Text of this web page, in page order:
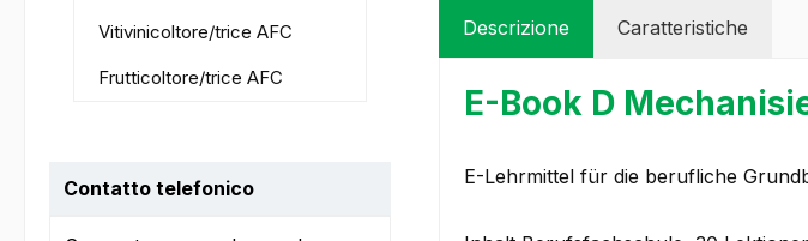
Vitivinicoltore/trice AFC
Frutticoltore/trice AFC
Contatto telefonico
Descrizione Caratteristiche
E-Book D
E-Lehrmittel für die berufliche